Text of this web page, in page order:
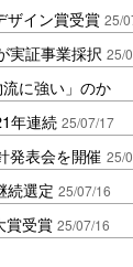
ザイン賞受賞 25/
実証事業採択 25/
に強い」のか
年連続 25/07/17
発表会を開催 25/
続選定 25/07/16
賞受賞 25/07/16